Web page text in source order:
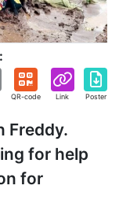
QR-code Link Poster
Freddy.
for help
for